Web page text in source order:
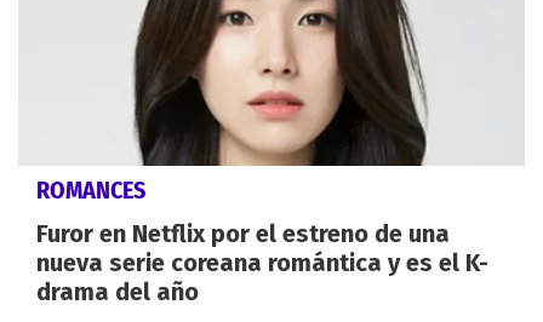
ROMANCES
Furor en Netflix por el estreno de una
nueva serie coreana romántica y es el K-
drama del año